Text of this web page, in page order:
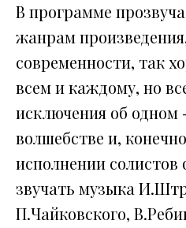
В программе
жанрам
современности, так
всем и каждому, но
исключения об одном
волшебстве и,
исполнении
звучать музыка
П.Чайковского,